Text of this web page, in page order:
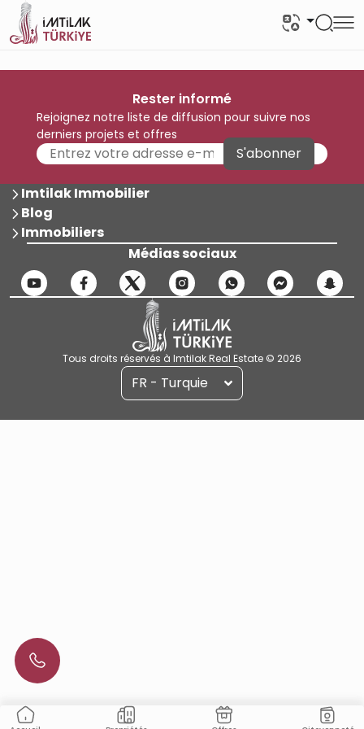
Rester informé
Rejoignez notre liste de diffusion pour suivre nos
derniers projets et offres
S'abonner
Imtilak Immobilier
Blog
Immobiliers
Médias sociaux
Tous droits réservés à Imtilak Real Estate © 2026
FR - Turquie